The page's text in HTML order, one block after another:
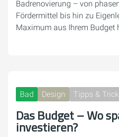
Badrenovierung – von
Fördermittel bis hin zu
Maximum aus Ihrem Budget
Bad Design Tipps &
Das Budget – Wo
investieren?